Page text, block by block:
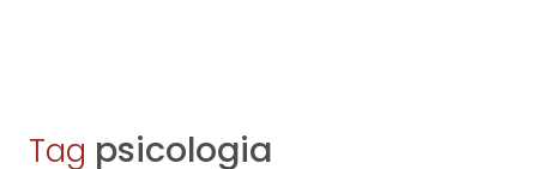
Tag psicologia